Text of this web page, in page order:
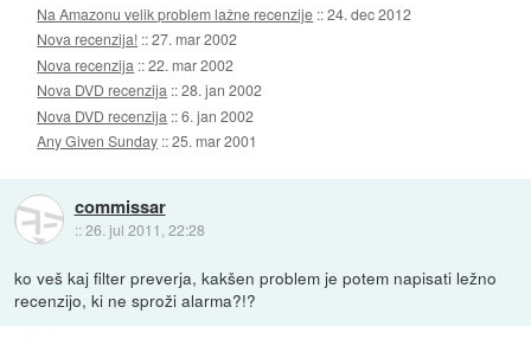
Na Amazonu velik problem lažne recenzije ::24. dec 2012
Nova recenzija! ::27. mar 2002
Nova recenzija ::22. mar 2002
Nova DVD recenzija ::28. jan 2002
Nova DVD recenzija ::6. jan 2002
Any Given Sunday ::25. mar 2001
commissar
::26. jul 2011, 22:28
ko veš kaj filter preverja, kakšen problem je potem napisati ležno
recenzijo, ki ne sproži alarma?!?